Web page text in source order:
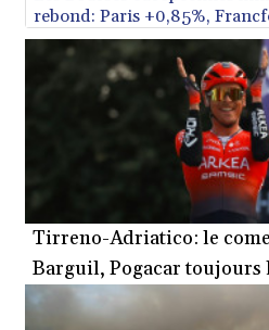
ZMK
ZWL
Les Bourses européennes
rebond: Paris +0,85%,